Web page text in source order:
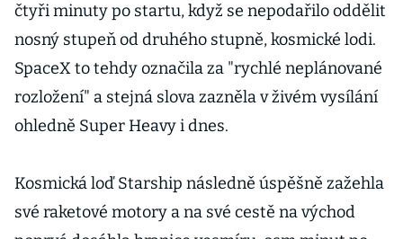
čtyři minuty po startu, když se nepodařilo oddělit
nosný stupeň od druhého stupně, kosmické lodi.
SpaceX to tehdy označila za "rychlé neplánované
rozložení" a stejná slova zazněla v živém vysílání
ohledně Super Heavy i dnes.
Kosmická loď Starship následně úspěšně zažehla
své raketové motory a na své cestě na východ